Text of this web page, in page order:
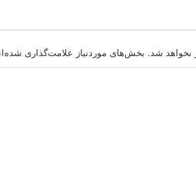
نخواهد شد. بخش‌های موردنیاز علامت‌گذاری